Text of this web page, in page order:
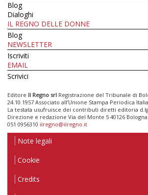
Blog
Dialoghi
IL REGNO DELLE DONNE
Blog
NEWSLETTER
Iscriviti
EMAIL
Scrivici
Editore Il Regno srl Registrazione del Tribunale di
24.10.1957 Associato all’Unione Stampa Periodica
La testata usufruisce dei contributi diretti editoria
Direzione e redazione Via del Monte 5 40126 Bologna
051 0956310 ilregno@ilregno.it
Note legali
Cookie
Credits